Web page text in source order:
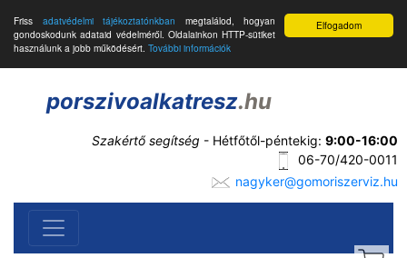
Elfogadom
Friss adatvédelmi tájékoztatónkban megtalálod, hogyan
gondoskodunk adataid védelméről. Oldalainkon HTTP-sütiket
használunk a jobb működésért. További információk
porszivoalkatresz.hu
Szakértő segítség - Hétfőtől-péntekig: 9:00-16:00
06-70/420-0011
nagyker@gomoriszerviz.hu